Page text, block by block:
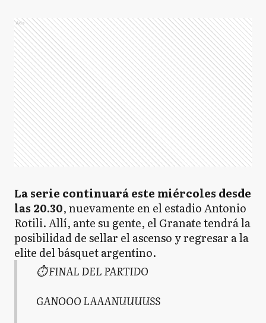
Ads
La serie continuará este miércoles desde
las 20.30, nuevamente en el estadio Antonio
Rotili. Allí, ante su gente, el Granate tendrá la
posibilidad de sellar el ascenso y regresar a la
elite del básquet argentino.
⏱️ FINAL DEL PARTIDO
GANOOO LAAANUUUUSS